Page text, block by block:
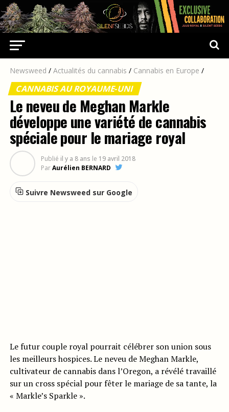
Newsweed / Actualités du cannabis / Cannabis en Europe /
CANNABIS AU ROYAUME-UNI
Le neveu de Meghan Markle
développe une variété de cannabis
spéciale pour le mariage royal
Publié il y a 8 ans le 19 avril 2018
ParAurélien BERNARD
Suivre Newsweed sur Google
Le futur couple royal pourrait célébrer son union sous
les meilleurs hospices. Le neveu de Meghan Markle,
cultivateur de cannabis dans l’Oregon, a révélé travaillé
sur un cross spécial pour fêter le mariage de sa tante, la
« Markle’s Sparkle ».